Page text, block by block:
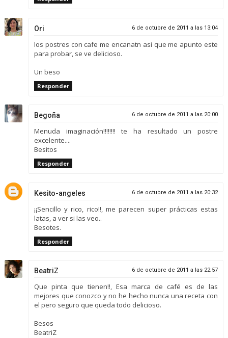
Ori 6 de octubre de 2011 a las 13:04
los postres con cafe me encanatn asi que me apunto este
para probar, se ve delicioso.
Un beso
Responder
Begoña 6 de octubre de 2011 a las 20:00
Menuda imaginación!!!!!!!! te ha resultado un postre
excelente....
Besitos
Responder
Kesito-angeles 6 de octubre de 2011 a las 20:32
¡¡Sencillo y rico, rico!!, me parecen super prácticas estas
latas, a ver si las veo..
Besotes.
Responder
BeatriZ 6 de octubre de 2011 a las 22:57
Que pinta que tienen!!, Esa marca de café es de las
mejores que conozco y no he hecho nunca una receta con
el pero seguro que queda todo delicioso.
Besos
BeatriZ